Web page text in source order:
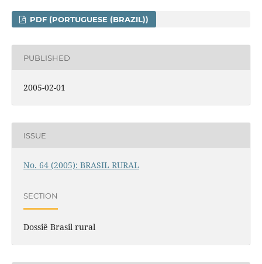
PDF (PORTUGUESE (BRAZIL))
PUBLISHED
2005-02-01
ISSUE
No. 64 (2005): BRASIL RURAL
SECTION
Dossiê Brasil rural